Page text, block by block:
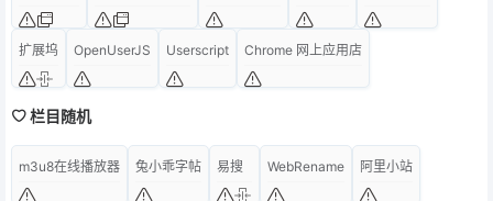
扩展坞 OpenUserJS Userscript Chrome 网上应用店
栏目随机
m3u8在线播放器 兔小乖字帖 易搜 WebRename 阿里小站